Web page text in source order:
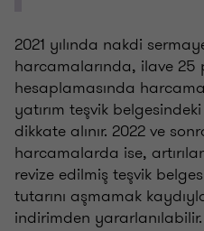
2021 yılında nakdi
harcamalarında, ilave 25
hesaplamasında
yatırım teşvik
dikkate alınır. 2022 ve
harcamalarda ise,
revize edilmiş teşvik
tutarını aşmamak
indirimden yararlanılabilir.